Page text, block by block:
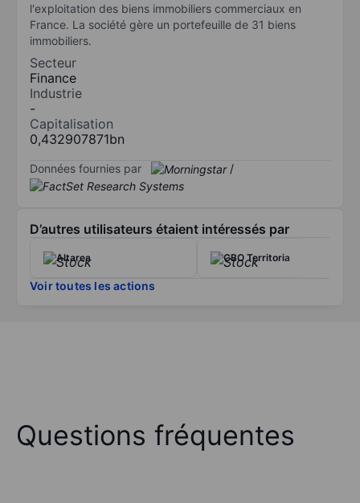
l'exploitation des biens immobiliers commerciaux en
France. La société gère un portefeuille de 31 biens
immobiliers.
Secteur
Finance
Industrie
-
Capitalisation
0,432907871bn
Données fournies par /
D’autres utilisateurs étaient intéressés par
Altarea CBO Territoria
Voir toutes les actions
Questions fréquentes